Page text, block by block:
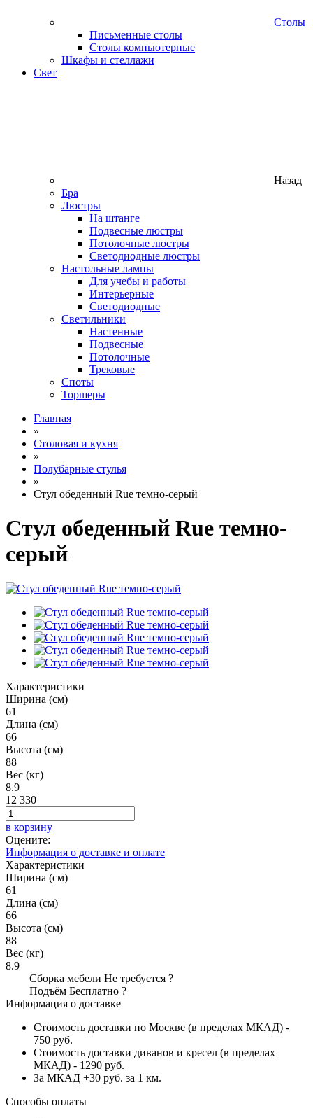
Столы
Письменные столы
Столы компьютерные
Шкафы и стеллажи
Свет
Назад
Бра
Люстры
На штанге
Подвесные люстры
Потолочные люстры
Светодиодные люстры
Настольные лампы
Для учебы и работы
Интерьерные
Светодиодные
Светильники
Настенные
Подвесные
Потолочные
Трековые
Споты
Торшеры
Главная
»
Столовая и кухня
»
Полубарные стулья
»
Стул обеденный Rue темно-серый
Стул обеденный Rue темно-
серый
Характеристики
Ширина (см)
61
Длина (см)
66
Высота (см)
88
Вес (кг)
8.9
12 330
в корзину
Оцените:
Информация о доставке и оплате
Характеристики
Ширина (см)
61
Длина (см)
66
Высота (см)
88
Вес (кг)
8.9
Сборка мебели Не требуется ?
Подъём Бесплатно ?
Информация о доставке
Стоимость доставки по Москве (в пределах МКАД) -
750 руб.
Стоимость доставки диванов и кресел (в пределах
МКАД) - 1290 руб.
За МКАД +30 руб. за 1 км.
Способы оплаты